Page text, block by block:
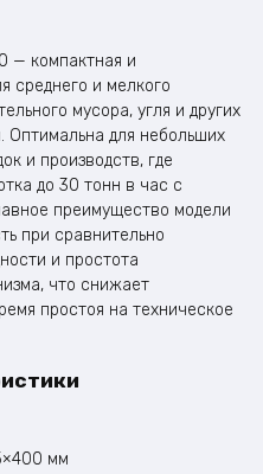
— компактная и
среднего и мелкого
мусора, угля и других
Оптимальна для небольших
и производств, где
до 30 тонн в час с
преимущество модели
при сравнительно
и простота
что снижает
простоя на техническое
мм